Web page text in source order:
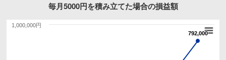
毎月5000円を積み立てた場合の損益額
792,000
792,000
1,000,000円